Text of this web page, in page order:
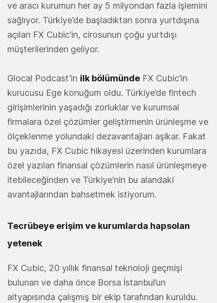
ve aracı kurumun her ay 5 milyondan fazla işlemini
sağlıyor. Türkiye’de başladıktan sonra yurtdışına
açılan FX Cubic’in, cirosunun çoğu yurtdışı
müşterilerinden geliyor.
Glocal Podcast’in ilk bölümünde FX Cubic’in
kurucusu Ege konuğum oldu. Türkiye’de fintech
girişimlerinin yaşadığı zorluklar ve kurumsal
firmalara özel çözümler geliştirmenin ürünleşme ve
ölçeklenme yolundaki dezavantajları aşikar. Fakat
bu yazıda, FX Cubic hikayesi üzerinden kurumlara
özel yazılan finansal çözümlerin nasıl ürünleşmeye
itebileceğinden ve Türkiye’nin bu alandaki
avantajlarından bahsetmek istiyorum.
Tecrübeye erişim ve kurumlarda hapsolan
yetenek
FX Cubic, 20 yıllık finansal teknoloji geçmişi
bulunan ve daha önce Borsa İstanbul’un
altyapısında çalışmış bir ekip tarafından kuruldu.